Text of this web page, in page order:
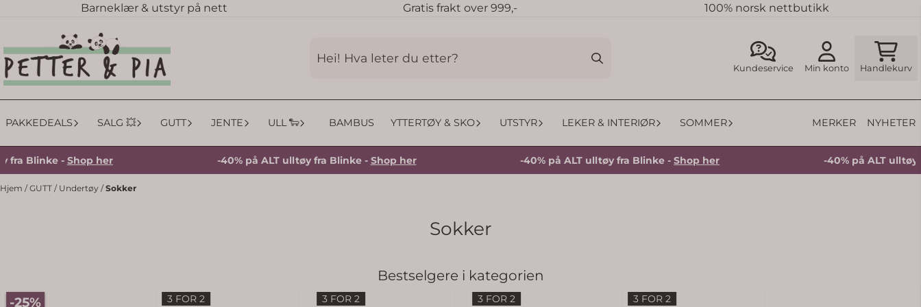
Hopp til innholdBarneklær & utstyr på nett Gratis frakt over 999,- 100% norsk nettbutikk
Kundeservice Min konto Handlekurv
PAKKEDEALS SALG 💥 GUTT JENTE ULL 🐑 BAMBUS YTTERTØY & SKO UTSTYR LEKER & INTERIØR SOMMER MERKER NYHETER
-Shop her -40% på ALT ulltøy fra Blinke -Shop her -40% på ALT ulltøy fra Blinke -Shop her -40% på ALT ulltøy fra
Hjem /GUTT / Undertøy /Sokker
Sokker
Bestselgere i kategorien
-25%
3 FOR 2 3 FOR 2 3 FOR 2 3 FOR 2